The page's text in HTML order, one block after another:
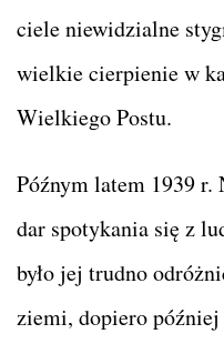
ciele niewidzialne
wielkie cierpienie w
Wielkiego Postu.
Późnym latem 1939 r.
dar spotykania się z
było jej trudno
ziemi, dopiero później